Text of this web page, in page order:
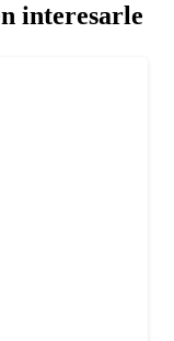
interesarle